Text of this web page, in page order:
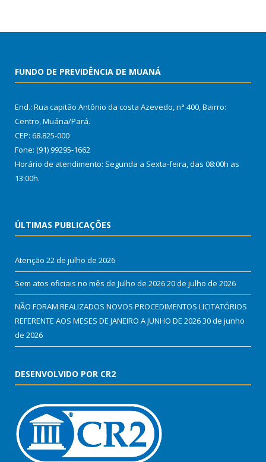
FUNDO DE PREVIDÊNCIA DE MUANÁ
End.: Rua capitão Antônio da costa Azevedo, n° 400, Bairro:
Centro, Muána/Pará.
CEP: 68.825-000
Fone: (91) 99295-1662
Horário de atendimento: Segunda a Sexta-feira, das 08:00h as
13:00h.
ÚLTIMAS PUBLICAÇÕES
Atenção 22 de julho de 2026
Sem atos oficiais no mês de Julho de 202620 de julho de 2026
NÃO FORAM REALIZADOS NOVOS PROCEDIMENTOS LICITATÓRIOS
REFERENTE AOS MESES DE JANEIRO A JUNHO DE 202630 de junho
de 2026
DESENVOLVIDO POR CR2